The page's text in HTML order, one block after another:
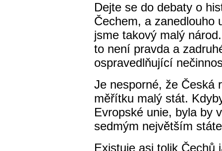
Dejte se do debaty o
Čechem, a zanedlouho
jsme takový malý
to není pravda a
ospravedlňující
Je nesporné, že Česká
měřítku malý stát.
Evropské unie, byla by
sedmým největším
Existuje asi tolik Čechů